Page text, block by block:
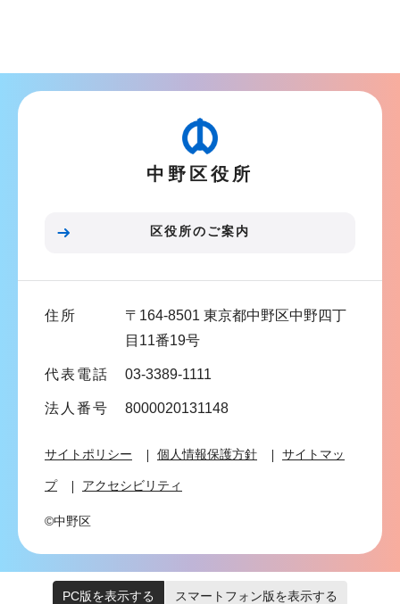
ナ
ビ
中野区役所
区役所のご案内
住所
〒164-8501 東京都中野区中野四丁
目11番19号
代表電話 03-3389-1111
法人番号 8000020131148
サイトポリシー 個人情報保護方針 サイトマッ
プ アクセシビリティ
©中野区
PC版を表示する スマートフォン版を表示する